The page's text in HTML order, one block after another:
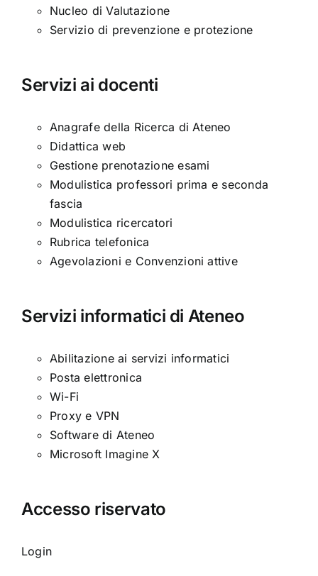
Nucleo di Valutazione
Servizio di prevenzione e protezione
Servizi ai docenti
Anagrafe della Ricerca di Ateneo
Didattica web
Gestione prenotazione esami
Modulistica professori prima e seconda
fascia
Modulistica ricercatori
Rubrica telefonica
Agevolazioni e Convenzioni attive
Servizi informatici di Ateneo
Abilitazione ai servizi informatici
Posta elettronica
Wi-Fi
Proxy e VPN
Software di Ateneo
Microsoft Imagine X
Accesso riservato
Login